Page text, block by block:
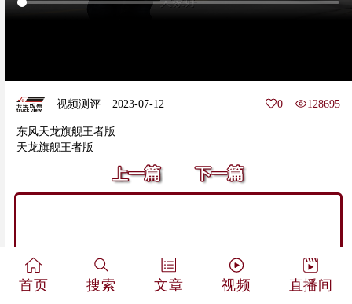
视频测评 2023-07-12 0 128695
东风天龙旗舰王者版
天龙旗舰王者版
首页 搜索 文章 视频 直播间